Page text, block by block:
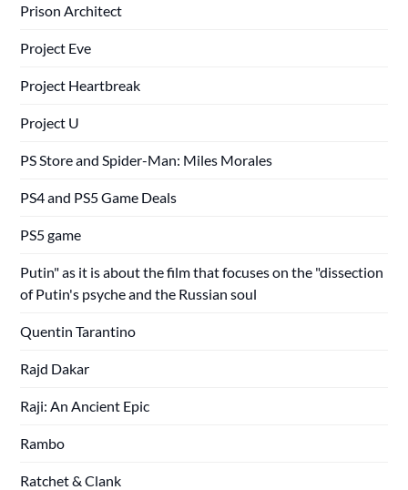
Prison Architect
Project Eve
Project Heartbreak
Project U
PS Store and Spider-Man: Miles Morales
PS4 and PS5 Game Deals
PS5 game
Putin" as it is about the film that focuses on the "dissection
of Putin's psyche and the Russian soul
Quentin Tarantino
Rajd Dakar
Raji: An Ancient Epic
Rambo
Ratchet & Clank